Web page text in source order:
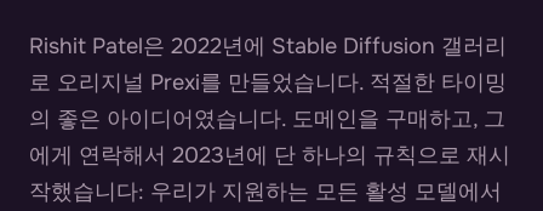
Rishit Patel은 2022년에 Stable Diffusion 갤러리
로 오리지널 Prexi를 만들었습니다. 적절한 타이밍
의 좋은 아이디어였습니다. 도메인을 구매하고, 그
에게 연락해서 2023년에 단 하나의 규칙으로 재시
작했습니다: 우리가 지원하는 모든 활성 모델에서